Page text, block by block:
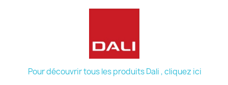
Pour découvrir tous les produits Dali , cliquez ici